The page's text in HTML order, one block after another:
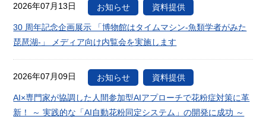
2026年07月13日 お知らせ 資料提供
30 周年記念企画展示 「博物館はタイムマシン-魚類学者がみた
琵琶湖-」 メディア向け内覧会を実施します
2026年07月09日 お知らせ 資料提供
AI×専門家が協調した人間参加型AIアプローチで花粉症対策に革
新！ ～ 実践的な「AI自動花粉同定システム」の開発に成功 ～